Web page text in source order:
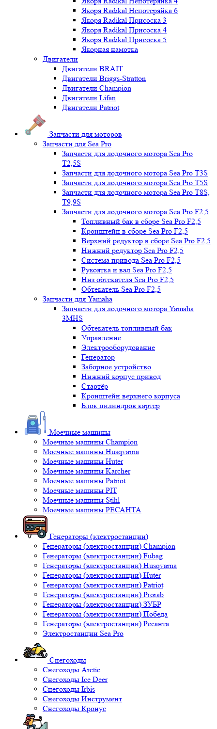
Якоря Radikal Непотеряйка 6
Якоря Radikal Присоска 3
Якоря Radikal Присоска 4
Якоря Radikal Присоска 5
Якорная намотка
Двигатели
Двигатели BRAIT
Двигатели Briggs-Stratton
Двигатели Champion
Двигатели Lifan
Двигатели Patriot
Запчасти для моторов
Запчасти для Sea Pro
Запчасти для лодочного мотора Sea Pro
Т2,5S
Запчасти для лодочного мотора Sea Pro Т3S
Запчасти для лодочного мотора Sea Pro Т5S
Запчасти для лодочного мотора Sea Pro Т8S,
T9,9S
Запчасти для лодочного мотора Sea Pro F2,5
Топливный бак в сборе Sea Pro F2,5
Кронштейн в сборе Sea Pro F2,5
Верхний редуктор в сборе Sea Pro F2,5
Нижний редуктор Sea Pro F2,5
Система привода Sea Pro F2,5
Рукоятка и вал Sea Pro F2,5
Низ обтекателя Sea Pro F2,5
Обтекатель Sea Pro F2,5
Запчасти для Yamaha
Запчасти для лодочного мотора Yamaha
3MHS
Обтекатель топливный бак
Управление
Электрооборудование
Генератор
Заборное устройство
Нижний корпус привод
Стартёр
Кронштейн верхнего корпуса
Блок цилиндров картер
Моечные машины
Моечные машины Champion
Моечные машины Husqvarna
Моечные машины Huter
Моечные машины Karcher
Моечные машины Patriot
Моечные машины PIT
Моечные машины Stihl
Моечные машины РЕСАНТА
Генераторы (электростанции)
Генераторы (электростанции) Champion
Генераторы (электростанции) Fubag
Генераторы (электростанции) Husqvarna
Генераторы (электростанции) Huter
Генераторы (электростанции) Patriot
Генераторы (электростанции) Prorab
Генераторы (электростанции) ЗУБР
Генераторы (электростанции) Победа
Генераторы (электростанции) Ресанта
Электростанции Sea Pro
Снегоходы
Снегоходы Arctic
Снегоходы Ice Deer
Снегоходы Irbis
Снегоходы Инструмент
Снегоходы Кронус